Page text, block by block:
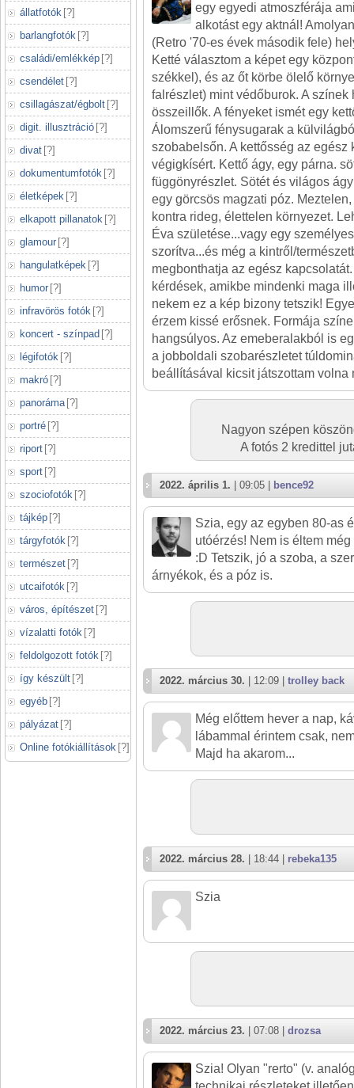
állatfotók [?]
barlangfotók [?]
családi/emlékkép [?]
csendélet [?]
csillagászat/égbolt [?]
digit. illusztráció [?]
divat [?]
dokumentumfotók [?]
életképek [?]
elkapott pillanatok [?]
glamour [?]
hangulatképek [?]
humor [?]
infravörös fotók [?]
koncert - színpad [?]
légifotók [?]
makró [?]
panoráma [?]
portré [?]
riport [?]
sport [?]
szociofotók [?]
tájkép [?]
tárgyfotók [?]
természet [?]
utcaifotók [?]
város, építészet [?]
vízalatti fotók [?]
feldolgozott fotók [?]
így készült [?]
egyéb [?]
pályázat [?]
Online fotókiállítások [?]
egy egyedi atmoszférája
alkotást egy aktnál!
(Retro '70-es évek második fele)
Ketté választom a képet egy
székkel), és az őt körbe ölelő
falrészlet) mint védőburok. A színek
összeillők. A fényeket ismét egy
Álomszerű fénysugarak a
szobabelsőn. A kettősség az egész
végigkísért. Kettő ágy, egy párna.
függönyrészlet. Sötét és világos
egy görcsös magzati póz.
kontra rideg, élettelen környezet.
Éva születése...vagy egy
szorítva...és még a kintről/
megbonthatja az egész
kérdések, amikbe mindenki maga
nekem ez a kép bizony tetszik!
érzem kissé erősnek. Formája
hangsúlyos. Az emeberalakból is
a jobboldali szobarészletet
beállításával kicsit játszottam volna
Nagyon szépen
A fotós 2 kredittel
2022. április 1. | 09:05 | bence92
Szia, egy az egyben 80-as
utóérzés! Nem is éltem
:D Tetszik, jó a szoba, a
árnyékok, és a póz is.
2022. március 30. | 12:09 | trolley back
Még előttem hever a nap,
lábammal érintem csak,
Majd ha akarom...
2022. március 28. | 18:44 | rebeka135
Szia
2022. március 23. | 07:08 | drozsa
Szia! Olyan "rerto" (v.